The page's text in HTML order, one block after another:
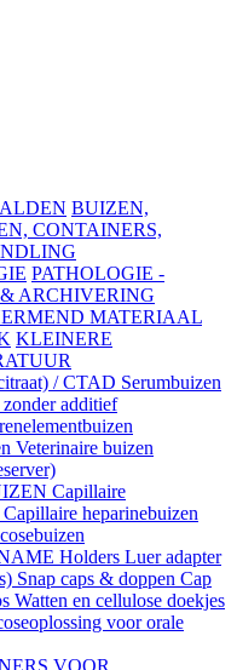
BUIZEN,
CONTAINERS,
PATHOLOGIE -
ARCHIVERING
MATERIAAL
KLEINERE
/ CTAD Serumbuizen
additief
Veterinaire buizen
Capillaire
Capillaire heparinebuizen
Holders Luer adapter
Snap caps & doppen Cap
Watten en cellulose doekjes
voor orale